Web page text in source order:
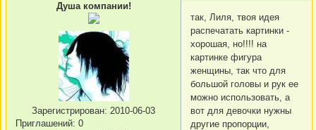
Душа компании!
Зарегистрирован: 2010-06-03
Приглашений: 0
так, Лиля, твоя идея
распечатать картинки -
хорошая, но!!!! на
картинке фигура
женщины, так что для
большой головы и рук ее
можно использовать, а
вот для девочки нужны
другие пропорции,